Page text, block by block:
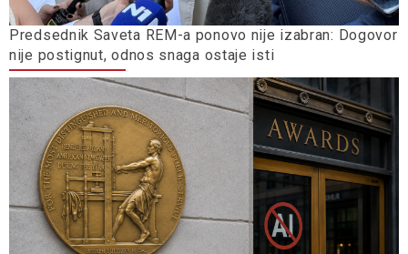
Predsednik Saveta REM-a ponovo nije izabran: Dogovor
nije postignut, odnos snaga ostaje isti